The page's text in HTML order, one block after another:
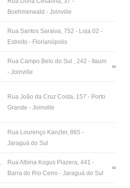
Boehmerwald - Joinville
Rua Santos Saraiva, 752 - Loja 02 -
Estreito - Florianópolis
Rua Campo Belo do Sul , 242 - Itaum
- Joinville
Rua João da Cruz Costa, 157 - Porto
Grande - Joinville
Rua Lourenço Kanzler, 865 -
Jaraguá do Sul
Rua Albina Kogus Piazera, 441 -
Barra do Rio Cerro - Jaraguá do Sul